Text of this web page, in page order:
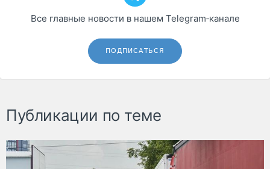
Все главные новости в нашем Telegram‑канале
ПОДПИСАТЬСЯ
Публикации по теме